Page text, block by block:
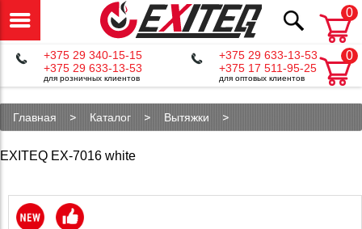
0
0
+375 29 340-15-15
+375 29 633-13-53
для розничных клиентов
+375 29 633-13-53
+375 17 511-95-25
для оптовых клиентов
Главная Каталог
Вытяжки
EXITEQ EX-7016 white